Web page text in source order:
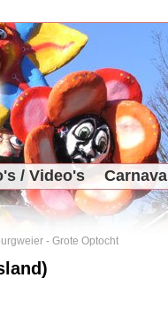
/ Video's Carnaval
- Grote Optocht